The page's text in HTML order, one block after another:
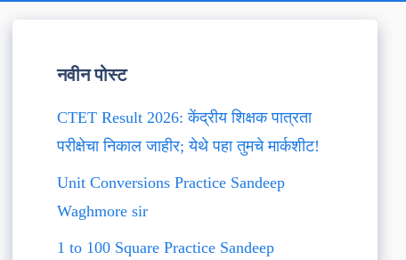
नवीन पोस्ट
CTET Result 2026: केंद्रीय शिक्षक पात्रता
परीक्षेचा निकाल जाहीर; येथे पहा तुमचे मार्कशीट!
Unit Conversions Practice Sandeep
Waghmore sir
1 to 100 Square Practice Sandeep